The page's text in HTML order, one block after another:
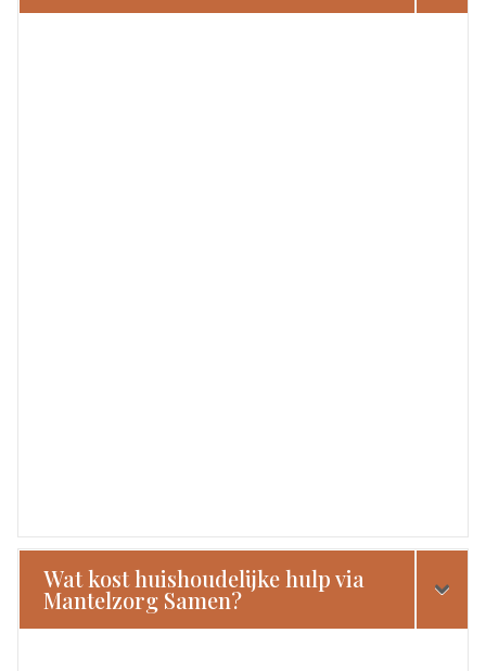
Wat kost huishoudelijke hulp via
Mantelzorg Samen?